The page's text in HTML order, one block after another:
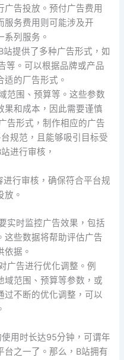
告投放。预付广告费用
服务费用则可能涉及开
系列服务。
提供了多种广告形式，如
等。可以根据品牌或产品
的厂告形式。
范围、预算等。这些参数
果和成本，因此需要谨慎
告形式，制作相应的广告
规范，且能够吸引目标受
进行审核，
行审核，确保符合平台规
放。
实时监控广告效果，包括
这些数据将帮助评估广告
依据。
广告进行优化调整。例
域范围、预算等参数，或
过不断的优化调整，可以
用时长达95分钟，可谓年
台之一了。那么，B站拥有